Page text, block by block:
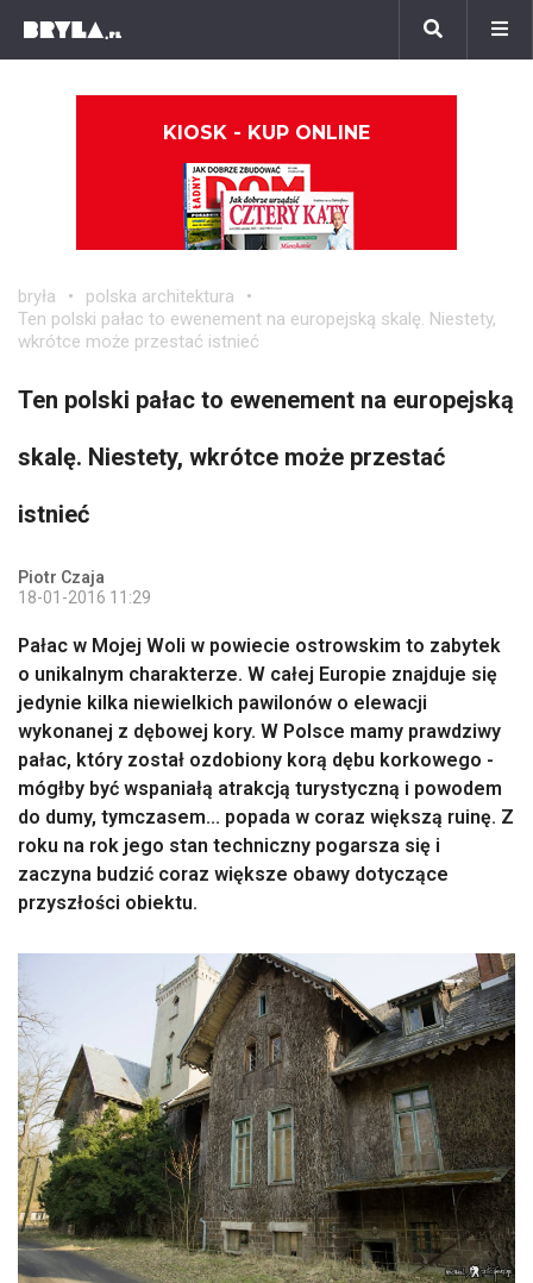
KIOSK - KUP ONLINE
bryła
polska architektura
Ten polski pałac to ewenement na europejską skalę. Niestety,
wkrótce może przestać istnieć
Ten polski pałac to ewenement na europejską
skalę. Niestety, wkrótce może przestać
istnieć
Piotr Czaja
18-01-2016 11:29
Pałac w Mojej Woli w powiecie ostrowskim to zabytek
o unikalnym charakterze. W całej Europie znajduje się
jedynie kilka niewielkich pawilonów o elewacji
wykonanej z dębowej kory. W Polsce mamy prawdziwy
pałac, który został ozdobiony korą dębu korkowego -
mógłby być wspaniałą atrakcją turystyczną i powodem
do dumy, tymczasem... popada w coraz większą ruinę. Z
roku na rok jego stan techniczny pogarsza się i
zaczyna budzić coraz większe obawy dotyczące
przyszłości obiektu.